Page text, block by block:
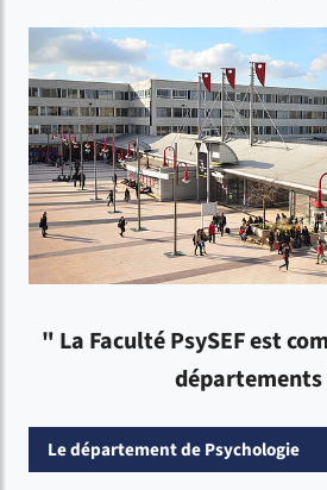
" La Faculté PsySEF est
Le département de Psychologie